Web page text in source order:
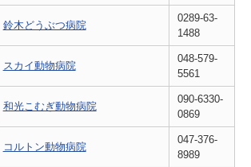
鈴木どうぶつ病院
0289-63-
1488
スカイ動物病院
048-579-
5561
和光こむぎ動物病院
090-6330-
0869
コルトン動物病院
047-376-
8989